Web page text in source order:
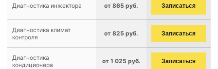
Диагностика инжектора от 865 руб. Записаться
Диагностика климат
контроля
от 825 руб. Записаться
Диагностика
кондиционера
от 1 025 руб. Записаться